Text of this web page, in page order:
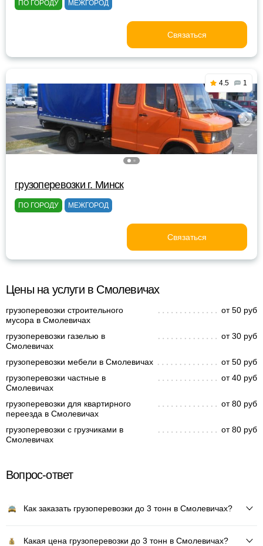
ПО ГОРОДУ МЕЖГОРОД
Связаться
4.5 1
грузоперевозки г. Минск
ПО ГОРОДУ МЕЖГОРОД
Связаться
Цены на услуги в Смолевичах
грузоперевозки строительного
мусора в Смолевичах
от 50 руб
грузоперевозки газелью в
Смолевичах
от 30 руб
грузоперевозки мебели в Смолевичах
от 50 руб
грузоперевозки частные в
Смолевичах
от 40 руб
грузоперевозки для квартирного
переезда в Смолевичах
от 80 руб
грузоперевозки с грузчиками в
Смолевичах
от 80 руб
Вопрос-ответ
Как заказать грузоперевозки до 3 тонн в Смолевичах?
Какая цена грузоперевозки до 3 тонн в Смолевичах?